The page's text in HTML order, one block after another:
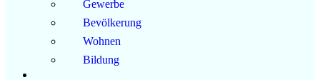
Gewerbe
Bevölkerung
Wohnen
Bildung